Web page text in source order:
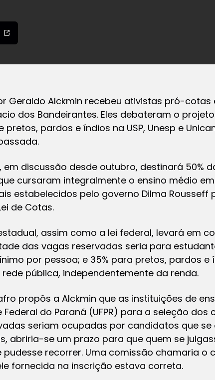
Geraldo Alckmin recebeu ativistas pró-
dos Bandeirantes. Eles debateram o
pretos, pardos e índios na USP, Unesp e
em discussão desde outubro, destinará 50%
cursaram integralmente o ensino médio
estabelecidos pelo governo Dilma
de Cotas.
assim como a lei federal, levará em
das vagas reservadas seria para
por pessoa; e 35% para pretos, pardos
pública, independentemente da renda.
propôs a Alckmin que as instituições de
Federal do Paraná (UFPR) para a seleção
seriam ocupadas por candidatos que
abriria-se um prazo para que quem se
pudesse recorrer. Uma comissão chamaria
fornecida na inscrição estava correta.